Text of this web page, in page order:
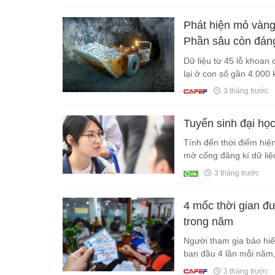
Phát hiện mỏ
Phần sâu còn
Dữ liệu từ 45 lỗ khoan
lại ở con số gần 4.000
3 tháng trước
Tuyển sinh đại
Tính đến thời điểm
mở cổng đăng kí dữ
3 tháng trước
4 mốc thời gian
trong năm
Người tham gia bảo
ban đầu 4 lần mỗi
3 tháng trước